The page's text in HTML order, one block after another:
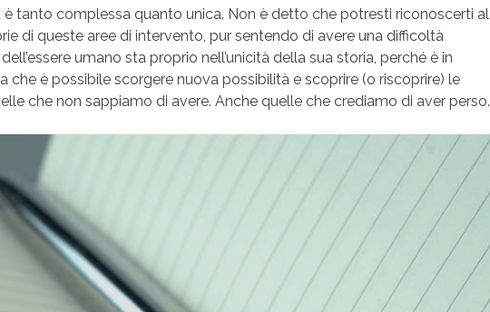
è tanto complessa quanto unica. Non è detto che potresti riconoscerti al
di queste aree di intervento, pur sentendo di avere una difficoltà
umano sta proprio nell’unicità della sua storia, perché è in
che è possibile scorgere nuova possibilità e scoprire (o riscoprire) le
che non sappiamo di avere. Anche quelle che crediamo di aver perso.